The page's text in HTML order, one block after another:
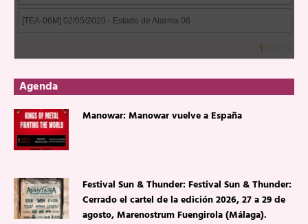
Agenda
Manowar: Manowar vuelve a España
Festival Sun & Thunder: Festival Sun & Thunder:
Cerrado el cartel de la edición 2026, 27 a 29 de
agosto, Marenostrum Fuengirola (Málaga).